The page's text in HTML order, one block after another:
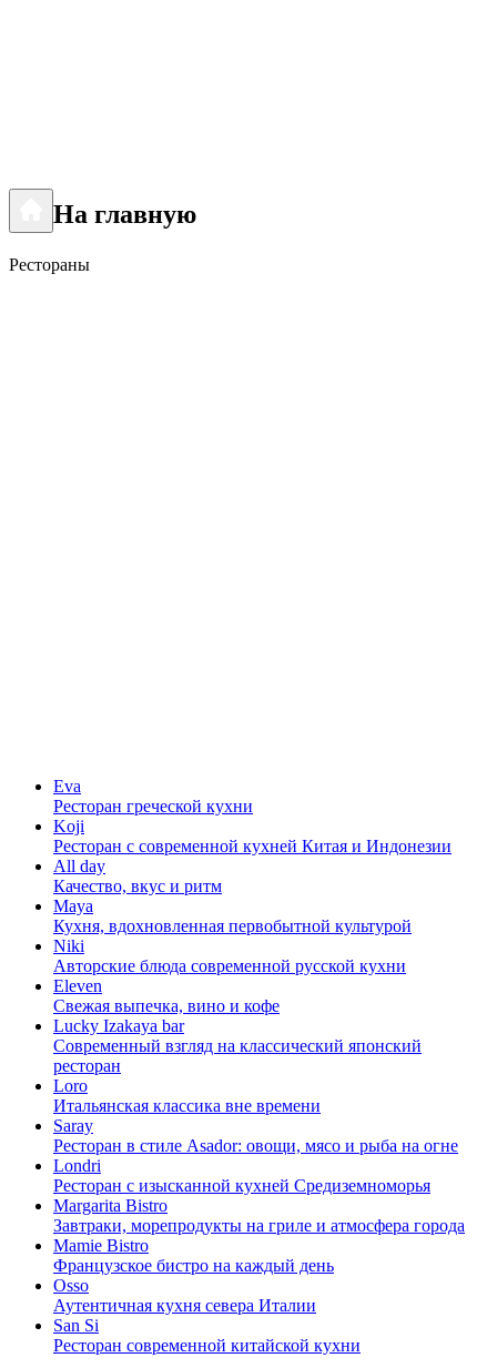
На главную
Рестораны
Eva
Ресторан греческой кухни
Koji
Ресторан с cовременной кухней Китая и Индонезии
All day
Качество, вкус и ритм
Maya
Кухня, вдохновленная первобытной культурой
Niki
Авторские блюда современной русской кухни
Eleven
Свежая выпечка, вино и кофе
Lucky Izakaya bar
Современный взгляд на классический японский
ресторан
Loro
Итальянская классика вне времени
Saray
Ресторан в стиле Asador: овощи, мясо и рыба на огне
Londri
Ресторан с изысканной кухней Средиземноморья
Margarita Bistro
Завтраки, морепродукты на гриле и атмосфера города
Mamie Bistro
Французское бистро на каждый день
Osso
Аутентичная кухня севера Италии
San Si
Ресторан современной китайской кухни